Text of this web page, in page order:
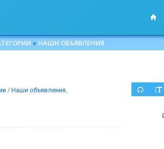
» НАШИ ОБЪЯВЛЕНИЯ
/ Наши объявления,